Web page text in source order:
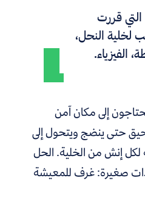
قررت
لخلية النحل،
الفيزياء.
إلى مكان آمن
حتى ينضج ويتحول إلى
إنش من الخلية. الحل
صغيرة: غرف للمعيشة